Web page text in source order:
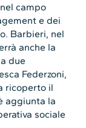
campo
e dei
Barbieri, nel
anche la
due
Federzoni,
ricoperto il
aggiunta la
sociale